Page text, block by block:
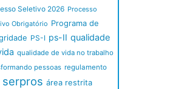
Seletivo 2026 Processo
Obrigatório Programa de
PS-I ps-II qualidade
qualidade de vida no trabalho
pessoas regulamento
serpros área restrita